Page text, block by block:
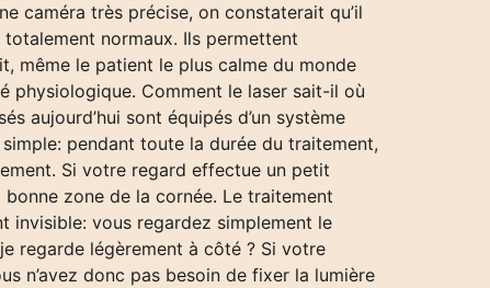
caméra très précise, on constaterait qu’il
normaux. Ils permettent
même le patient le plus calme du monde
physiologique. Comment le laser sait-il où
aujourd’hui sont équipés d’un système
pendant toute la durée du traitement,
Si votre regard effectue un petit
zone de la cornée. Le traitement
invisible: vous regardez simplement le
regarde légèrement à côté ? Si votre
n’avez donc pas besoin de fixer la lumière